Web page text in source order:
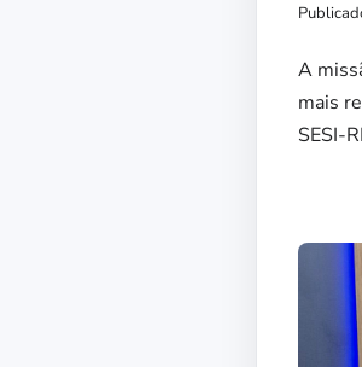
A
mais
SESI-